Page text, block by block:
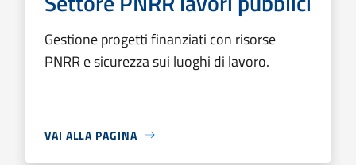
Gestione progetti finanziati con risorse
PNRR e sicurezza sui luoghi di lavoro.
VAI ALLA PAGINA